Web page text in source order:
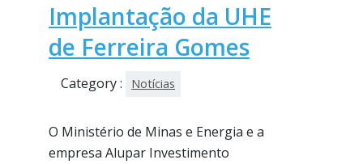
Implantação da UHE
de Ferreira Gomes
Category : Notícias
O Ministério de Minas e Energia e a
empresa Alupar Investimento